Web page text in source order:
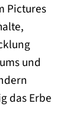
Pictures
und
das Erbe